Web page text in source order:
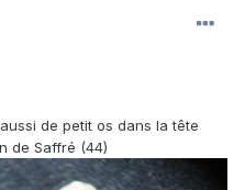
de petit os dans la tête
de Saffré (44)